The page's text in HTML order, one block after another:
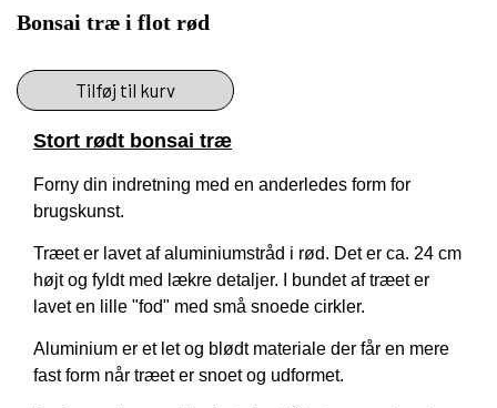
Bonsai træ i flot rød
Tilføj til kurv
Stort rødt bonsai træ
Forny din indretning med en anderledes form for
brugskunst.
Træet er lavet af aluminiumstråd i rød. Det er ca. 24 cm
højt og fyldt med lækre detaljer. I bundet af træet er
lavet en lille "fod" med små snoede cirkler.
Aluminium er et let og blødt materiale der får en mere
fast form når træet er snoet og udformet.